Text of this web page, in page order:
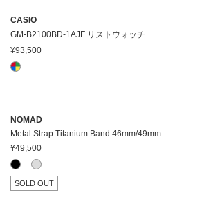
CASIO
GM-B2100BD-1AJF リストウォッチ
¥93,500
NOMAD
Metal Strap Titanium Band 46mm/49mm
¥49,500
SOLD OUT